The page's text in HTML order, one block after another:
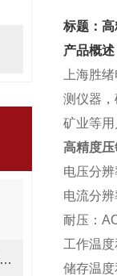
V2955B防雷元件测试仪量程及技术规格
标题：
产品概述
上海胜
测仪器
矿业等
高精度
电压分
电流分
耐压：
工作温
储存温